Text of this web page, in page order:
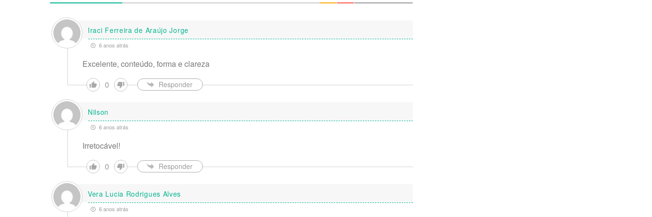
Iraci Ferreira de Araújo Jorge
6 anos atrás
Excelente, conteúdo, forma e clareza
0
Responder
Nilson
6 anos atrás
Irretocável!
0
Responder
Vera Lucia Rodrigues Alves
6 anos atrás